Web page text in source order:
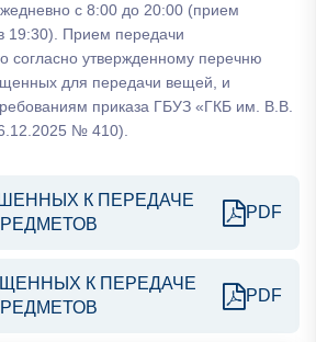
с 8:00 до 20:00 (прием
19:30). Прием передачи
согласно утвержденному перечню
для передачи вещей, и
приказа ГБУЗ «ГКБ им. В.В.
№ 410).
К ПЕРЕДАЧЕ
PDF
К ПЕРЕДАЧЕ
PDF